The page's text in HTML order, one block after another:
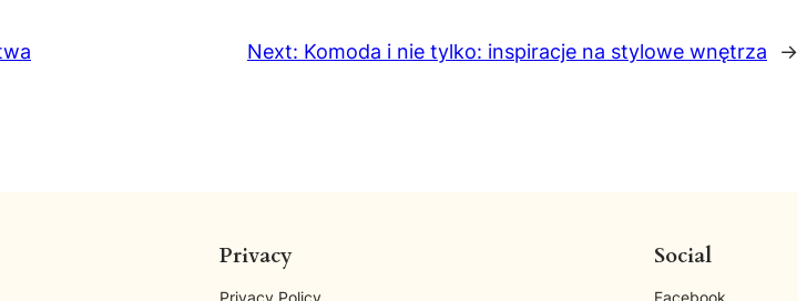
Next: Komoda i nie tylko: inspiracje na stylowe wnętrza →
Privacy
Privacy Policy
Social
Facebook